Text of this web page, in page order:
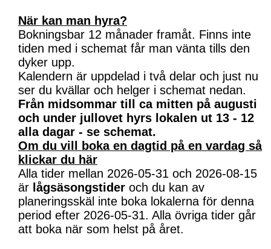
När kan man hyra?
Bokningsbar 12 månader framåt. Finns inte
tiden med i schemat får man vänta tills den
dyker upp.
Kalendern är uppdelad i två delar och just nu
ser du kvällar och helger i schemat nedan.
Från midsommar till ca mitten på augusti
och under jullovet hyrs lokalen ut 13 - 12
alla dagar - se schemat.
Om du vill boka en dagtid på en vardag så
klickar du här
Alla tider mellan 2026-05-31 och 2026-08-15
är lågsäsongstider och du kan av
planeringsskäl inte boka lokalerna för denna
period efter 2026-05-31. Alla övriga tider går
att boka när som helst på året.